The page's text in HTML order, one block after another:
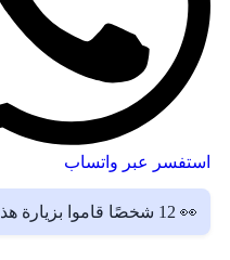
استفسر عبر واتساب
👀 12 شخصًا قاموا بزيارة هذا المنتج مؤخراً